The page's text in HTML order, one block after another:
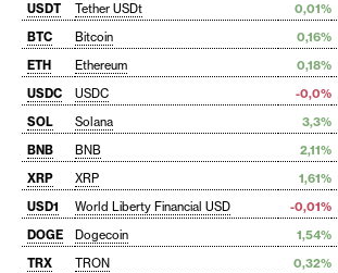
USDT Tether USDt 0,01%
BTC
Bitcoin 0,16%
ETH
Ethereum 0,18%
USDC
USDC -0,0%
SOL
Solana 3,3%
BNB
BNB 2,11%
XRP
XRP 1,61%
USD1
World Liberty Financial USD -0,01%
DOGE
Dogecoin 1,54%
TRX
TRON 0,32%